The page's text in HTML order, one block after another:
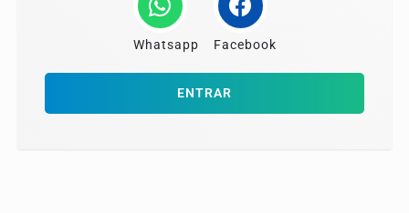
Whatsapp Facebook
ENTRAR